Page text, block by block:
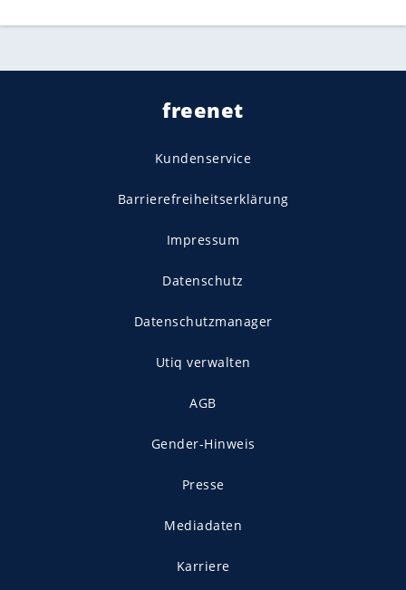
freenet
Kundenservice
Barrierefreiheitserklärung
Impressum
Datenschutz
Datenschutzmanager
Utiq verwalten
AGB
Gender-Hinweis
Presse
Mediadaten
Karriere